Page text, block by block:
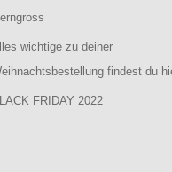
wichtige zu deiner
findest du
FRIDAY 2022